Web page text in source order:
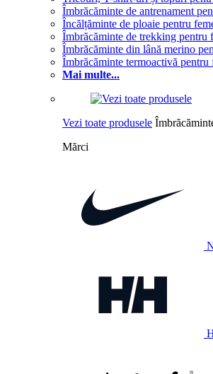
Îmbrăcăminte de antrenament
Încălțăminte de ploaie pentru
Îmbrăcăminte de trekking pentru
Îmbrăcăminte din lână merino
Îmbrăcăminte termoactivă pentru
Mai multe...
Vezi toate produsele
Mărci